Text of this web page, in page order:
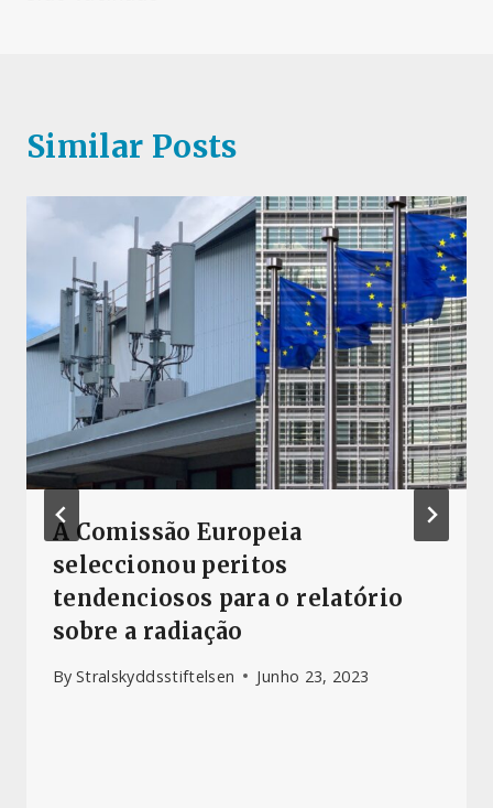
Similar Posts
A Comissão Europeia
seleccionou peritos
tendenciosos para o relatório
sobre a radiação
By Stralskyddsstiftelsen Junho 23, 2023